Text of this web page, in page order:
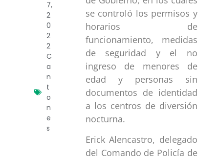
7,
2
0
2
2
C
a
n
t
o
n
e
s
se controló los permisos y
horarios de
funcionamiento, medidas
de seguridad y el no
ingreso de menores de
edad y personas sin
documentos de identidad
a los centros de diversión
nocturna.
Erick Alencastro, delegado
del Comando de Policía de